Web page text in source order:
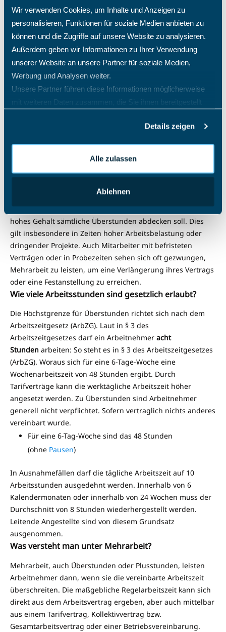
Wir verwenden Cookies, um Inhalte und Anzeigen zu
personalisieren, Funktionen für soziale Medien anbieten zu
können und die Zugriffe auf unsere Website zu analysieren.
Außerdem geben wir Informationen zu Ihrer Verwendung
unserer Website an unsere Partner für soziale Medien,
Werbung und Analysen weiter.
Unsere Partner führen diese Informationen möglicherweise
mit weiteren Daten zusammen, die Sie ihnen bereitgestellt
Details zeigen
Alle zulassen
Ablehnen
leisten, ihre Karrierechancen beeinträchtigen oder sogar
ihren Arbeitsplatz verlieren könnten. Viele Arbeitsverträge
enthalten keine klaren Regelungen zur Vergütung von
Überstunden oder enthalten Klauseln, die Mehrarbeit
pauschal mit dem Gehalt abgelten. Dies führt dazu, dass
Überstunden häufig nicht separat vergütet werden.
Besonders bei Führungskräften und höher qualifizierten
Angestellten sind All-In-Verträge üblich, bei denen ein
hohes Gehalt sämtliche Überstunden abdecken soll. Dies
gilt insbesondere in Zeiten hoher Arbeitsbelastung oder
dringender Projekte. Auch Mitarbeiter mit befristeten
Verträgen oder in Probezeiten sehen sich oft gezwungen,
Mehrarbeit zu leisten, um eine Verlängerung ihres Vertrags
oder eine Festanstellung zu erreichen.
Wie viele Arbeitsstunden sind gesetzlich erlaubt?
Die Höchstgrenze für Überstunden richtet sich nach dem
Arbeitszeitgesetz (ArbZG). Laut in § 3 des
Arbeitszeitgesetzes darf ein Arbeitnehmer acht
Stunden arbeiten: So steht es in § 3 des Arbeitszeitgesetzes
(ArbZG). Woraus sich für eine 6-Tage-Woche eine
Wochenarbeitszeit von 48 Stunden ergibt. Durch
Tarifverträge kann die werktägliche Arbeitszeit höher
angesetzt werden. Zu Überstunden sind Arbeitnehmer
generell nicht verpflichtet. Sofern vertraglich nichts anderes
vereinbart wurde.
Für eine 6-Tag-Woche sind das 48 Stunden
(ohne Pausen)
In Ausnahmefällen darf die tägliche Arbeitszeit auf 10
Arbeitsstunden ausgedehnt werden. Innerhalb von 6
Kalendermonaten oder innerhalb von 24 Wochen muss der
Durchschnitt von 8 Stunden wiederhergestellt werden.
Leitende Angestellte sind von diesem Grundsatz
ausgenommen.
Was versteht man unter Mehrarbeit?
Mehrarbeit, auch Überstunden oder Plusstunden, leisten
Arbeitnehmer dann, wenn sie die vereinbarte Arbeitszeit
überschreiten. Die maßgebliche Regelarbeitszeit kann sich
direkt aus dem Arbeitsvertrag ergeben, aber auch mittelbar
aus einem Tarifvertrag, Kollektivvertrag bzw.
Gesamtarbeitsvertrag oder einer Betriebsvereinbarung.